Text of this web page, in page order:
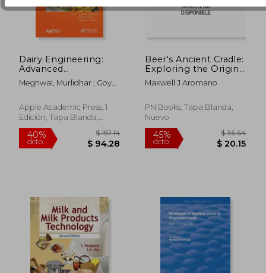
40%
dcto.
$ 239.64
$ 143.78
40%
dcto.
$
$
Dairy Engineering:
Advanced
Technologies and
Their Applications (en
Meghwal, Murlidhar ; Goyal,
S.
Apple Academic Press, 1
Edición, Tapa Blanda,
Nuevo
Beer's Ancient Cradle:
Exploring the Origins
and Rituals of
Humanity's Favorite
Maxwell J Aromano
PN Books, Tapa Blanda,
Nuevo